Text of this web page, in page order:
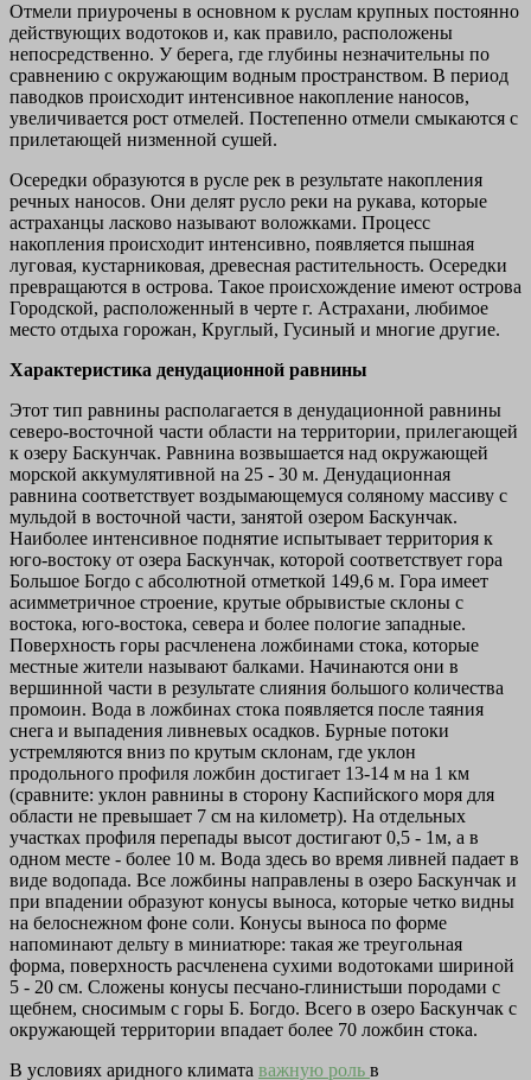
Отмели приурочены в основном к руслам крупных постоянно
действующих водотоков и, как правило, расположены
непосредственно. У берега, где глубины незначительны по
сравнению с окружающим водным пространством. В период
паводков происходит интенсивное накопление наносов,
увеличивается рост отмелей. Постепенно отмели смыкаются с
прилетающей низменной сушей.
Осередки образуются в русле рек в результате накопления
речных наносов. Они делят русло реки на рукава, которые
астраханцы ласково называют воложками. Процесс
накопления происходит интенсивно, появляется пышная
луговая, кустарниковая, древесная растительность. Осередки
превращаются в острова. Такое происхождение имеют острова
Городской, расположенный в черте г. Астрахани, любимое
место отдыха горожан, Круглый, Гусиный и многие другие.
Характеристика денудационной равнины
Этот тип равнины располагается в денудационной равнины
северо-восточной части области на территории, прилегающей
к озеру Баскунчак. Равнина возвышается над окружающей
морской аккумулятивной на 25 - 30 м. Денудационная
равнина соответствует воздымающемуся соляному массиву с
мульдой в восточной части, занятой озером Баскунчак.
Наиболее интенсивное поднятие испытывает территория к
юго-востоку от озера Баскунчак, которой соответствует гора
Большое Богдо с абсолютной отметкой 149,6 м. Гора имеет
асимметричное строение, крутые обрывистые склоны с
востока, юго-востока, севера и более пологие западные.
Поверхность горы расчленена ложбинами стока, которые
местные жители называют балками. Начинаются они в
вершинной части в результате слияния большого количества
промоин. Вода в ложбинах стока появляется после таяния
снега и выпадения ливневых осадков. Бурные потоки
устремляются вниз по крутым склонам, где уклон
продольного профиля ложбин достигает 13-14 м на 1 км
(сравните: уклон равнины в сторону Каспийского моря для
области не превышает 7 см на километр). На отдельных
участках профиля перепады высот достигают 0,5 - 1м, а в
одном месте - более 10 м. Вода здесь во время ливней падает в
виде водопада. Все ложбины направлены в озеро Баскунчак и
при впадении образуют конусы выноса, которые четко видны
на белоснежном фоне соли. Конусы выноса по форме
напоминают дельту в миниатюре: такая же треугольная
форма, поверхность расчленена сухими водотоками шириной
5 - 20 см. Сложены конусы песчано-глинистьши породами с
щебнем, сносимым с горы Б. Богдо. Всего в озеро Баскунчак с
окружающей территории впадает более 70 ложбин стока.
В условиях аридного климата важную роль в